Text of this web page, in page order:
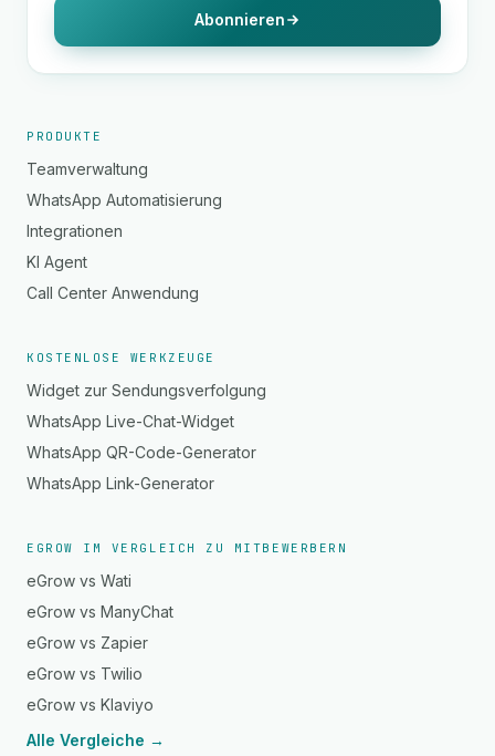
Abonnieren
PRODUKTE
Teamverwaltung
WhatsApp Automatisierung
Integrationen
KI Agent
Call Center Anwendung
KOSTENLOSE WERKZEUGE
Widget zur Sendungsverfolgung
WhatsApp Live-Chat-Widget
WhatsApp QR-Code-Generator
WhatsApp Link-Generator
EGROW IM VERGLEICH ZU MITBEWERBERN
eGrow vs Wati
eGrow vs ManyChat
eGrow vs Zapier
eGrow vs Twilio
eGrow vs Klaviyo
Alle Vergleiche →